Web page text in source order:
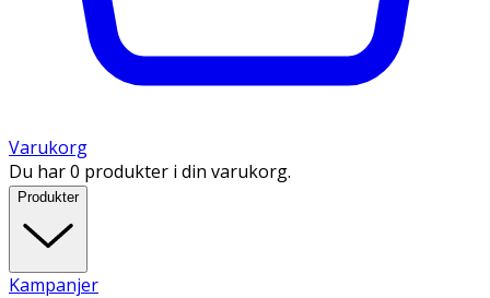
Varukorg
Du har 0 produkter i din varukorg.
Produkter
Kampanjer